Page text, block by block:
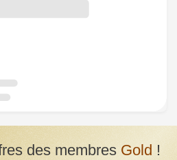
des membres Gold !